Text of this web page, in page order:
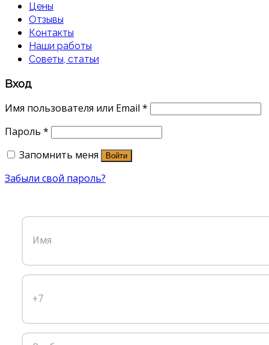
Цены
Отзывы
Контакты
Наши работы
Советы, статьи
Вход
Имя пользователя или Email *
Пароль *
Запомнить меня
Войти
Забыли свой пароль?